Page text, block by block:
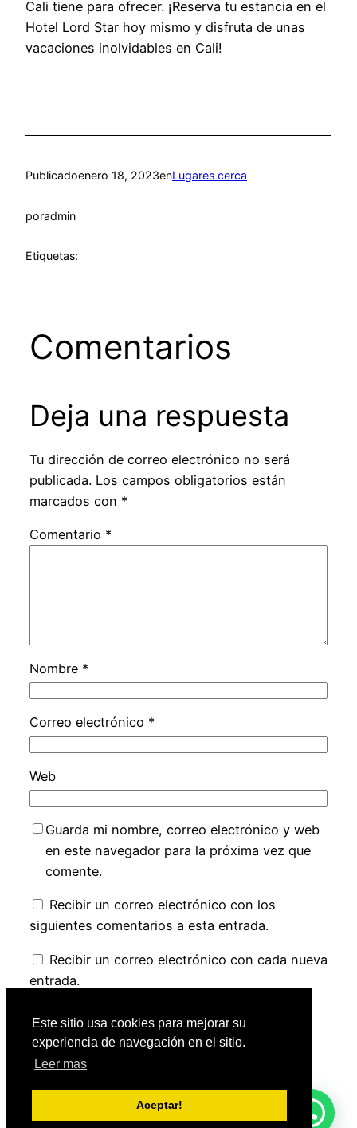
Este sitio usa cookies para mejorar su
experiencia de navegación en el sitio.
Leer mas
Aceptar!
Cali tiene para ofrecer. ¡Reserva tu estancia en el
Hotel Lord Star hoy mismo y disfruta de unas
vacaciones inolvidables en Cali!
Publicadoenero 18, 2023enLugares cerca
poradmin
Etiquetas:
Comentarios
Deja una respuesta
Tu dirección de correo electrónico no será
publicada. Los campos obligatorios están
marcados con *
Comentario *
Nombre *
Correo electrónico *
Web
Guarda mi nombre, correo electrónico y web
en este navegador para la próxima vez que
comente.
Recibir un correo electrónico con los
siguientes comentarios a esta entrada.
Recibir un correo electrónico con cada nueva
entrada.
Funciona gracias a WordPress